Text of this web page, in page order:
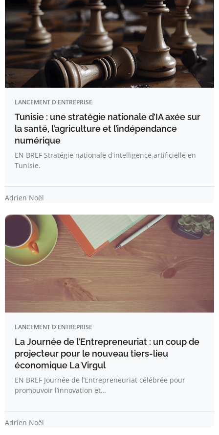
LANCEMENT D'ENTREPRISE
Tunisie : une stratégie nationale d’IA axée sur
la santé, l’agriculture et l’indépendance
numérique
EN BREF Stratégie nationale d’intelligence artificielle en
Tunisie.
Adrien Noël
LANCEMENT D'ENTREPRISE
La Journée de l’Entrepreneuriat : un coup de
projecteur pour le nouveau tiers-lieu
économique La Virgul
EN BREF Journée de l’Entrepreneuriat célébrée pour
promouvoir l’innovation et…
Adrien Noël